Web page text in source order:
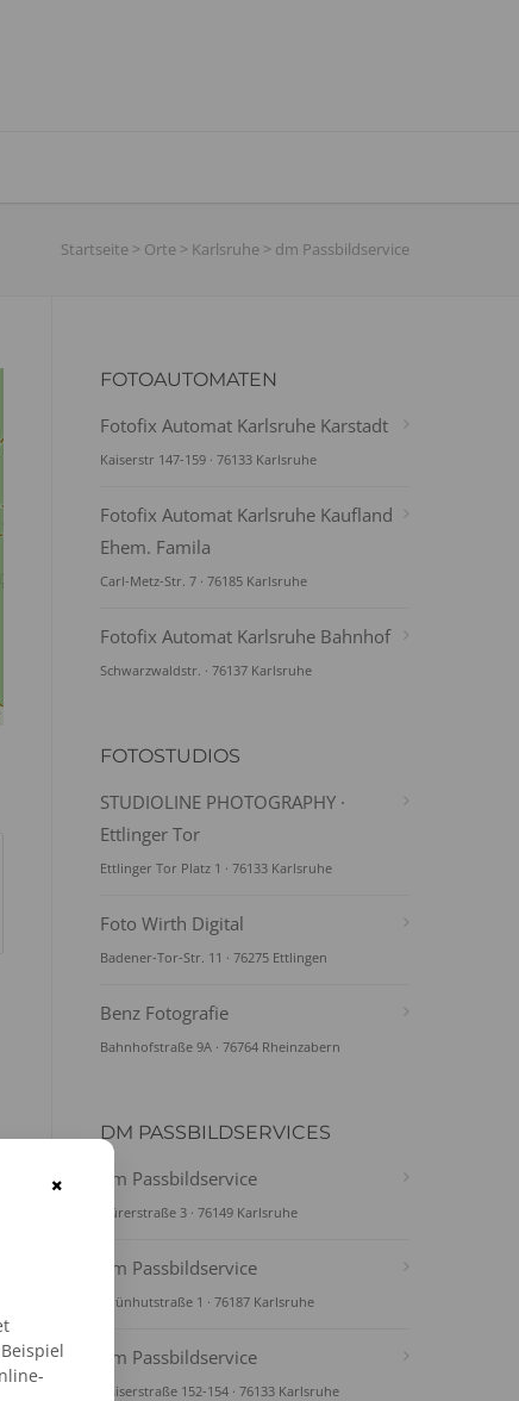
Startseite > Orte > Karlsruhe > dm Passbildservice
FOTOAUTOMATEN
Fotofix Automat Karlsruhe Karstadt
Kaiserstr 147-159 · 76133 Karlsruhe
Fotofix Automat Karlsruhe Kaufland
Ehem. Famila
Carl-Metz-Str. 7 · 76185 Karlsruhe
Fotofix Automat Karlsruhe Bahnhof
Schwarzwaldstr. · 76137 Karlsruhe
FOTOSTUDIOS
STUDIOLINE PHOTOGRAPHY ·
Ettlinger Tor
Ettlinger Tor Platz 1 · 76133 Karlsruhe
Foto Wirth Digital
Badener-Tor-Str. 11 · 76275 Ettlingen
Benz Fotografie
Bahnhofstraße 9A · 76764 Rheinzabern
DM PASSBILDSERVICES
dm Passbildservice
Dürerstraße 3 · 76149 Karlsruhe
dm Passbildservice
Grünhutstraße 1 · 76187 Karlsruhe
dm Passbildservice
Kaiserstraße 152-154 · 76133 Karlsruhe
×